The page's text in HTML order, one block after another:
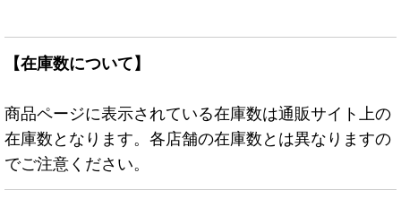
【在庫数について】
商品ページに表示されている在庫数は通販サイト上の
在庫数となります。各店舗の在庫数とは異なりますの
でご注意ください。